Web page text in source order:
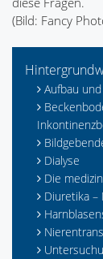
(Bild: Fancy
Aufbau
Dialyse
Die
Diuretika –